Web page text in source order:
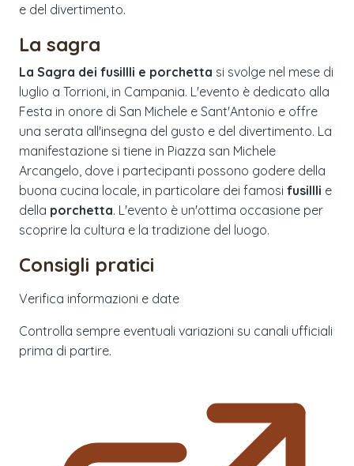
e del divertimento.
La sagra
La Sagra dei fusillli e porchetta si svolge nel mese di
luglio a Torrioni, in Campania. L'evento è dedicato alla
Festa in onore di San Michele e Sant'Antonio e offre
una serata all'insegna del gusto e del divertimento. La
manifestazione si tiene in Piazza san Michele
Arcangelo, dove i partecipanti possono godere della
buona cucina locale, in particolare dei famosi fusillli e
della porchetta. L'evento è un'ottima occasione per
scoprire la cultura e la tradizione del luogo.
Consigli pratici
Verifica informazioni e date
Controlla sempre eventuali variazioni su canali ufficiali
prima di partire.